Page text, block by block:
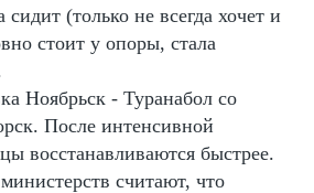
сидит (только не всегда хочет и
стоит у опоры, стала
Ноябрьск - Туранабол со
После интенсивной
восстанавливаются быстрее.
считают, что